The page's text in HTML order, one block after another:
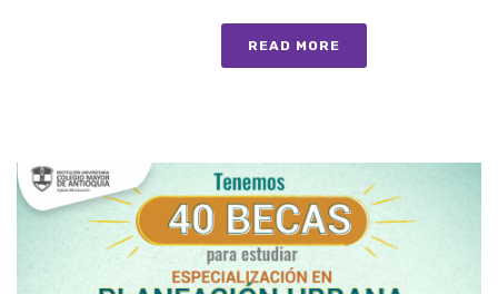
READ MORE